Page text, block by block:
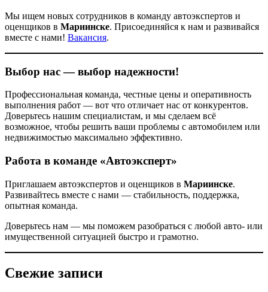
Мы ищем новых сотрудников в команду автоэкспертов и
оценщиков в Мариинске. Присоединяйся к нам и развивайся
вместе с нами! Вакансия.
Выбор нас — выбор надежности!
Профессиональная команда, честные цены и оперативность
выполнения работ — вот что отличает нас от конкурентов.
Доверьтесь нашим специалистам, и мы сделаем всё
возможное, чтобы решить ваши проблемы с автомобилем или
недвижимостью максимально эффективно.
Работа в команде «Автоэксперт»
Приглашаем автоэкспертов и оценщиков в Мариинске.
Развивайтесь вместе с нами — стабильность, поддержка,
опытная команда.
Доверьтесь нам — мы поможем разобраться с любой авто- или
имущественной ситуацией быстро и грамотно.
Свежие записи